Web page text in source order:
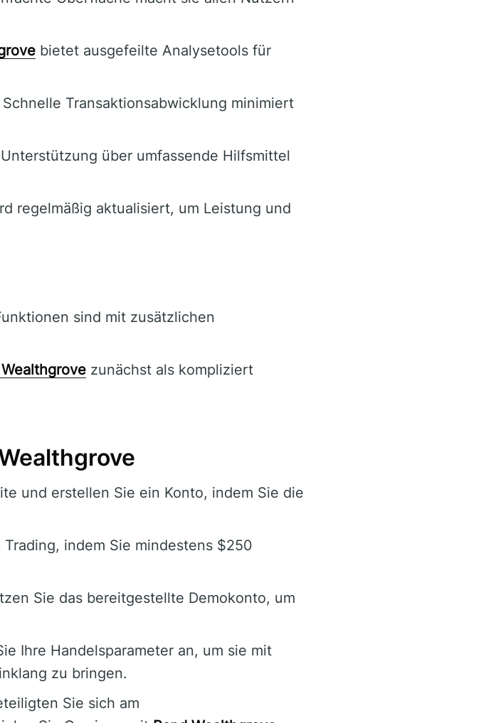
bietet ausgefeilte Analysetools für
Schnelle Transaktionsabwicklung minimiert
über umfassende Hilfsmittel
regelmäßig aktualisiert, um Leistung und
sind mit zusätzlichen
zunächst als kompliziert
und erstellen Sie ein Konto, indem Sie die
indem Sie mindestens $250
Sie das bereitgestellte Demokonto, um
Ihre Handelsparameter an, um sie mit
zu bringen.
Sie sich am